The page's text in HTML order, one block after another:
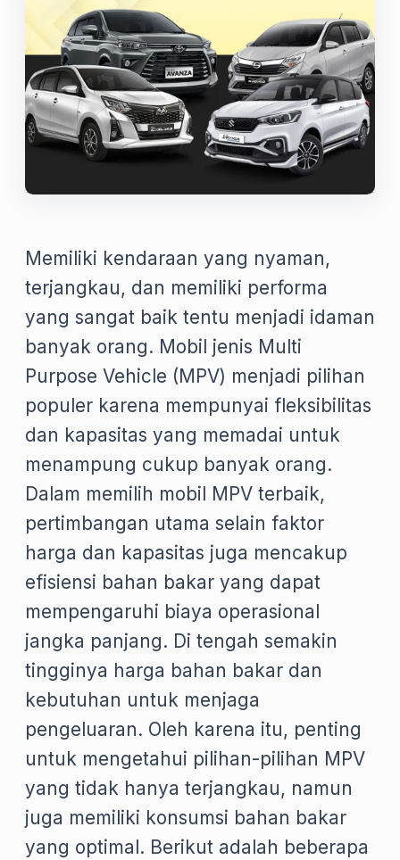
Memiliki kendaraan yang nyaman,
terjangkau, dan memiliki performa
yang sangat baik tentu menjadi idaman
banyak orang. Mobil jenis Multi
Purpose Vehicle (MPV) menjadi pilihan
populer karena mempunyai fleksibilitas
dan kapasitas yang memadai untuk
menampung cukup banyak orang.
Dalam memilih mobil MPV terbaik,
pertimbangan utama selain faktor
harga dan kapasitas juga mencakup
efisiensi bahan bakar yang dapat
mempengaruhi biaya operasional
jangka panjang. Di tengah semakin
tingginya harga bahan bakar dan
kebutuhan untuk menjaga
pengeluaran. Oleh karena itu, penting
untuk mengetahui pilihan-pilihan MPV
yang tidak hanya terjangkau, namun
juga memiliki konsumsi bahan bakar
yang optimal. Berikut adalah beberapa